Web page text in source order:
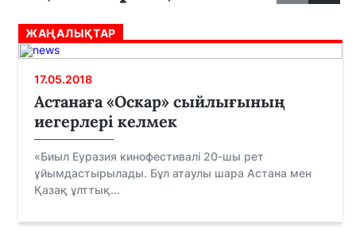
ЖАҢАЛЫҚТАР
17.05.2018
Астанаға «Оскар» сыйлығының
иегерлері келмек
«Биыл Еуразия кинофестивалі 20-шы рет
ұйымдастырылады. Бұл атаулы шара Астана мен
Қазақ ұлттық...